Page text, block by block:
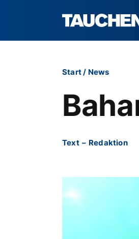
Start/ News
Text – Redaktion